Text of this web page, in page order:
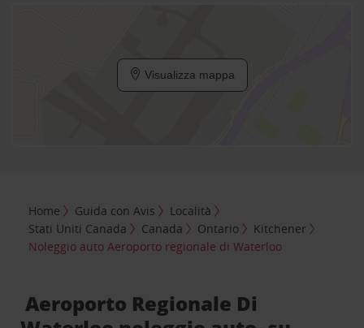
Visualizza mappa
Home Guida con Avis
Località
Stati Uniti Canada
Canada Ontario
Kitchener
Noleggio auto Aeroporto regionale di Waterloo
Aeroporto Regionale Di